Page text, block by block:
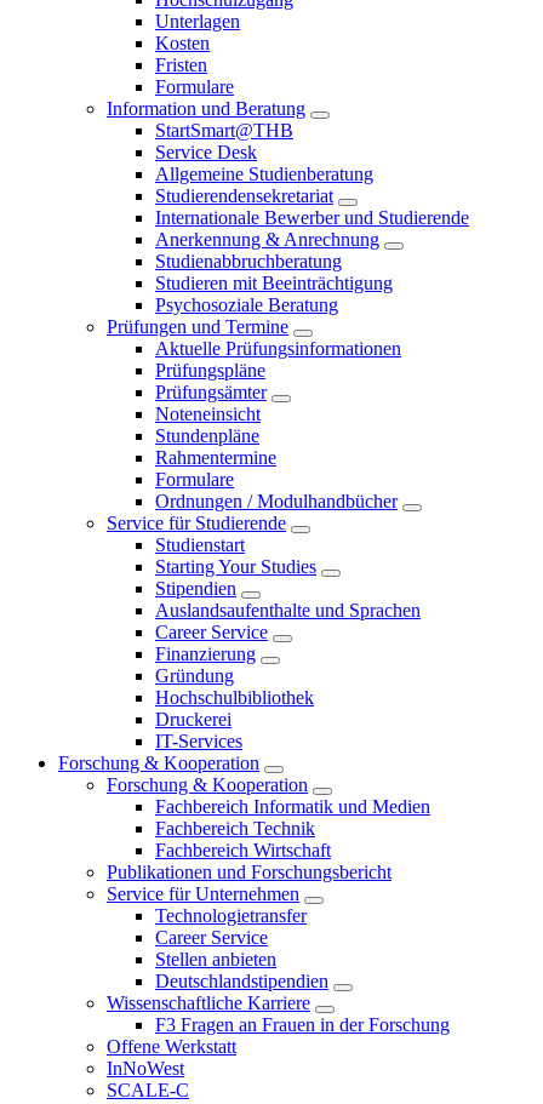
Unterlagen
Kosten
Fristen
Formulare
Information und Beratung
StartSmart@THB
Service Desk
Allgemeine Studienberatung
Studierendensekretariat
Internationale Bewerber und Studierende
Anerkennung & Anrechnung
Studienabbruchberatung
Studieren mit Beeinträchtigung
Psychosoziale Beratung
Prüfungen und Termine
Aktuelle Prüfungsinformationen
Prüfungspläne
Prüfungsämter
Noteneinsicht
Stundenpläne
Rahmentermine
Formulare
Ordnungen / Modulhandbücher
Service für Studierende
Studienstart
Starting Your Studies
Stipendien
Auslandsaufenthalte und Sprachen
Career Service
Finanzierung
Gründung
Hochschulbibliothek
Druckerei
IT-Services
Forschung & Kooperation
Forschung & Kooperation
Fachbereich Informatik und Medien
Fachbereich Technik
Fachbereich Wirtschaft
Publikationen und Forschungsbericht
Service für Unternehmen
Technologietransfer
Career Service
Stellen anbieten
Deutschlandstipendien
Wissenschaftliche Karriere
F3 Fragen an Frauen in der Forschung
Offene Werkstatt
InNoWest
SCALE-C